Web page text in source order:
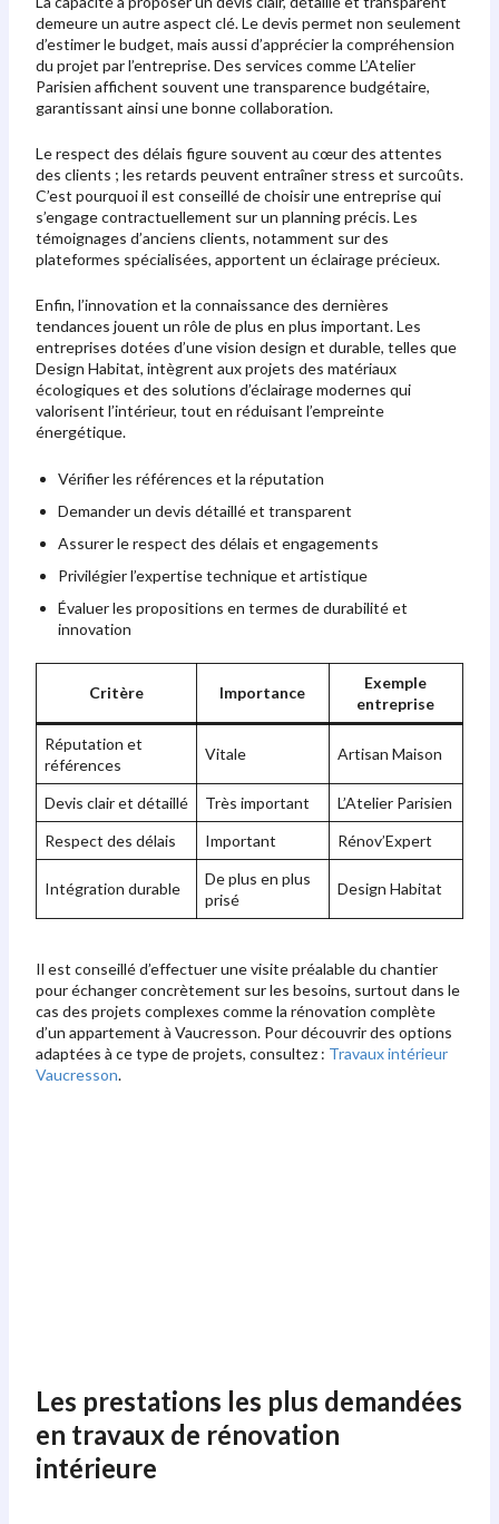
demeure un autre aspect clé. Le devis permet non seulement
d’estimer le budget, mais aussi d’apprécier la compréhension
du projet par l’entreprise. Des services comme L’Atelier
Parisien affichent souvent une transparence budgétaire,
garantissant ainsi une bonne collaboration.
Le respect des délais figure souvent au cœur des attentes
des clients ; les retards peuvent entraîner stress et surcoûts.
C’est pourquoi il est conseillé de choisir une entreprise qui
s’engage contractuellement sur un planning précis. Les
témoignages d’anciens clients, notamment sur des
plateformes spécialisées, apportent un éclairage précieux.
Enfin, l’innovation et la connaissance des dernières
tendances jouent un rôle de plus en plus important. Les
entreprises dotées d’une vision design et durable, telles que
Design Habitat, intègrent aux projets des matériaux
écologiques et des solutions d’éclairage modernes qui
valorisent l’intérieur, tout en réduisant l’empreinte
énergétique.
Vérifier les références et la réputation
Demander un devis détaillé et transparent
Assurer le respect des délais et engagements
Privilégier l’expertise technique et artistique
Évaluer les propositions en termes de durabilité et
innovation
Critère Importance
Exemple
entreprise
Réputation et
références
Vitale Artisan Maison
Devis clair et détaillé Très important
L’Atelier Parisien
Respect des délais
Important Rénov’Expert
Intégration durable
De plus en plus
prisé
Design Habitat
Il est conseillé d’effectuer une visite préalable du chantier
pour échanger concrètement sur les besoins, surtout dans le
cas des projets complexes comme la rénovation complète
d’un appartement à Vaucresson. Pour découvrir des options
adaptées à ce type de projets, consultez : Travaux intérieur
Vaucresson.
Les prestations les plus demandées
en travaux de rénovation
intérieure